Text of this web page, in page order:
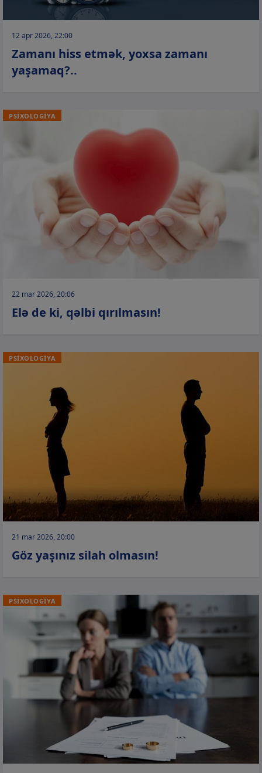
12 apr 2026, 22:00
Zamanı hiss etmək, yoxsa zamanı
yaşamaq?..
PSİXOLOGİYA
22 mar 2026, 20:06
Elə de ki, qəlbi qırılmasın!
PSİXOLOGİYA
21 mar 2026, 20:00
Göz yaşınız silah olmasın!
PSİXOLOGİYA